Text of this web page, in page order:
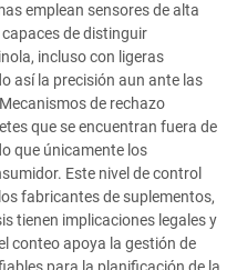
emplean sensores de alta
de distinguir
incluso con ligeras
así la precisión aun ante las
de rechazo
que se encuentran fuera de
que únicamente los
Este nivel de control
fabricantes de suplementos,
tienen implicaciones legales y
conteo apoya la gestión de